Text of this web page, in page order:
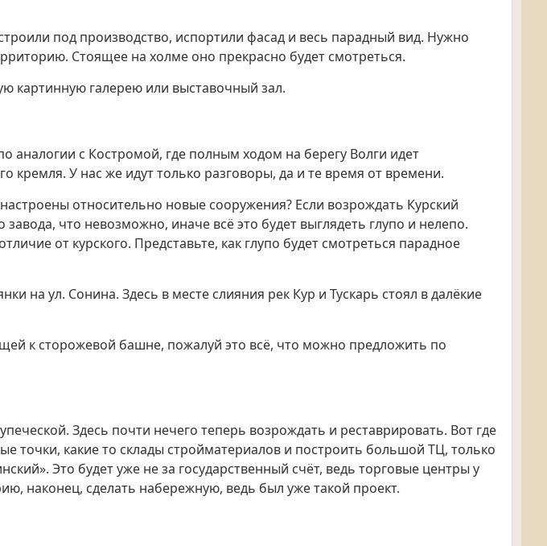
под производство, испортили фасад и весь парадный вид. Нужно
Стоящее на холме оно прекрасно будет смотреться.
картинную галерею или выставочный зал.
с Костромой, где полным ходом на берегу Волги идет
кремля. У нас же идут только разговоры, да и те время от времени.
относительно новые сооружения? Если возрождать Курский
что невозможно, иначе всё это будет выглядеть глупо и нелепо.
от курского. Представьте, как глупо будет смотреться парадное
на ул. Сонина. Здесь в месте слияния рек Кур и Тускарь стоял в далёкие
к сторожевой башне, пожалуй это всё, что можно предложить по
Здесь почти нечего теперь возрождать и реставрировать. Вот где
точки, какие то склады стройматериалов и построить большой ТЦ, только
Это будет уже не за государственный счёт, ведь торговые центры у
наконец, сделать набережную, ведь был уже такой проект.